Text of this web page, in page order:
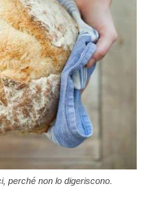
perché non lo digeriscono.